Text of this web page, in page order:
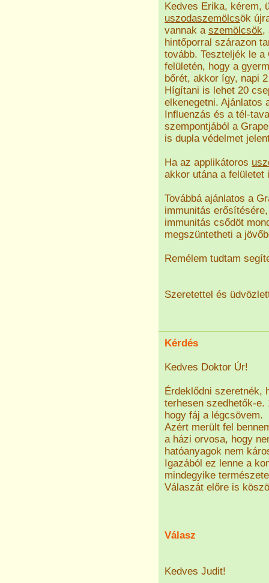
Kedves Erika, kérem,
uszodaszemölcsök
vannak a szemölcsök,
hintőporral szárazon
tovább. Teszteljék le
felületén, hogy a
bőrét, akkor így, napi
Hígítani is lehet 20
elkenegetni. Ajánlatos
Influenzás és a tél-
szempontjából a
is dupla védelmet
Ha az applikátoros
akkor utána a felületet
Továbbá ajánlatos a
immunitás
immunitás csődöt
megszüntetheti a
Remélem tudtam
Szeretettel és
Kérdés
Kedves Doktor Úr!
Érdeklődni szeretnék,
terhesen szedhetők-
hogy fáj a légcsövem.
Azért merült fel
a házi orvosa, hogy
hatóanyagok nem
Igazából ez lenne a
mindegyike
Válaszát előre is
Válasz
Kedves Judit!